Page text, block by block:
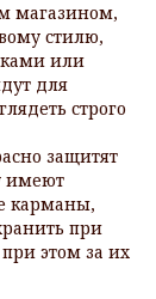
магазином,
стилю,
или
для
строго
защитят
имеют
карманы,
при
этом за их